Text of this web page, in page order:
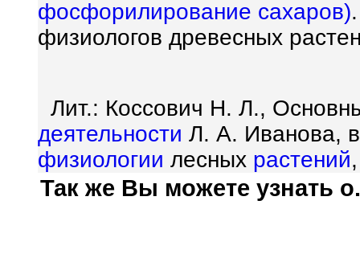
фосфорилирование сахаров)
физиологов древесных
Лит.: Коссович Н. Л.,
деятельности Л. А. Иванова,
физиологии лесных растений
Так же Вы можете узнать